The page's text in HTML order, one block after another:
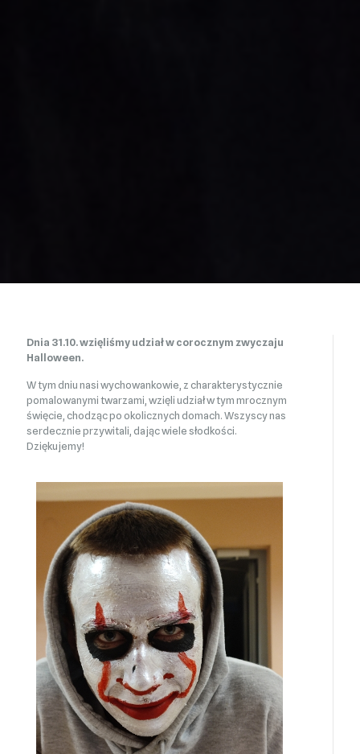
Dnia 31.10. wzięliśmy udział w corocznym zwyczaju
Halloween.
W tym dniu nasi wychowankowie, z charakterystycznie
pomalowanymi twarzami, wzięli udział w tym mrocznym
święcie, chodząc po okolicznych domach. Wszyscy nas
serdecznie przywitali, dając wiele słodkości.
Dziękujemy!